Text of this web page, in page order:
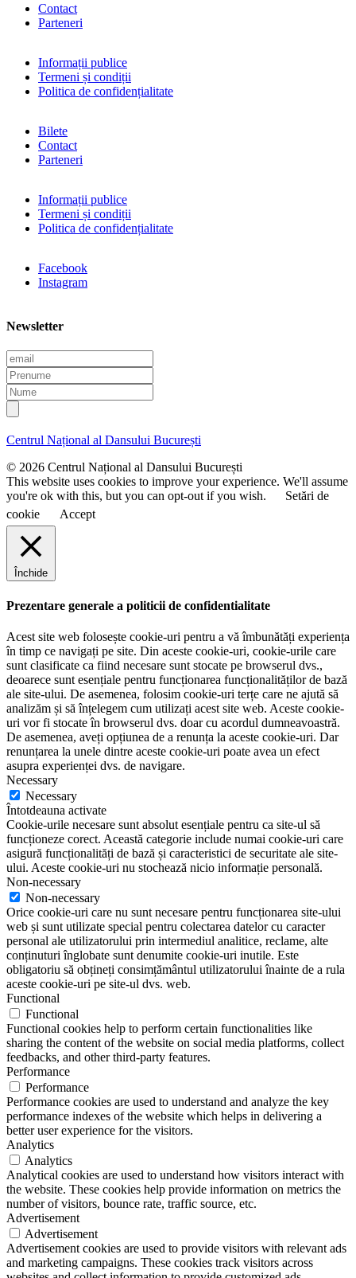
Contact
Parteneri
Informații publice
Termeni și condiții
Politica de confidențialitate
Bilete
Contact
Parteneri
Informații publice
Termeni și condiții
Politica de confidențialitate
Facebook
Instagram
Newsletter
E
m
a
i
l
P
r
e
n
m
N
u
m
e
Centrul Național al Dansului București
© 2026 Centrul Național al Dansului București
This website uses cookies to improve your experience. We'll assume
you're ok with this, but you can opt-out if you wish.
Setări de
cookie
Accept
Închide
Prezentare generale a politicii de confidentialitate
Acest site web folosește cookie-uri pentru a vă îmbunătăți experiența
în timp ce navigați pe site. Din aceste cookie-uri, cookie-urile care
sunt clasificate ca fiind necesare sunt stocate pe browserul dvs.,
deoarece sunt esențiale pentru funcționarea funcționalităților de bază
ale site-ului. De asemenea, folosim cookie-uri terțe care ne ajută să
analizăm și să înțelegem cum utilizați acest site web. Aceste cookie-
uri vor fi stocate în browserul dvs. doar cu acordul dumneavoastră.
De asemenea, aveți opțiunea de a renunța la aceste cookie-uri. Dar
renunțarea la unele dintre aceste cookie-uri poate avea un efect
asupra experienței dvs. de navigare.
Necessary
Necessary
Întotdeauna activate
Cookie-urile necesare sunt absolut esențiale pentru ca site-ul să
funcționeze corect. Această categorie include numai cookie-uri care
asigură funcționalități de bază și caracteristici de securitate ale site-
ului. Aceste cookie-uri nu stochează nicio informație personală.
Non-necessary
Non-necessary
Orice cookie-uri care nu sunt necesare pentru funcționarea site-ului
web și sunt utilizate special pentru colectarea datelor cu caracter
personal ale utilizatorului prin intermediul analitice, reclame, alte
conținuturi înglobate sunt denumite cookie-uri inutile. Este
obligatoriu să obțineți consimțământul utilizatorului înainte de a rula
aceste cookie-uri pe site-ul dvs. web.
Functional
Functional
Functional cookies help to perform certain functionalities like
sharing the content of the website on social media platforms, collect
feedbacks, and other third-party features.
Performance
Performance
Performance cookies are used to understand and analyze the key
performance indexes of the website which helps in delivering a
better user experience for the visitors.
Analytics
Analytics
Analytical cookies are used to understand how visitors interact with
the website. These cookies help provide information on metrics the
number of visitors, bounce rate, traffic source, etc.
Advertisement
Advertisement
Advertisement cookies are used to provide visitors with relevant ads
and marketing campaigns. These cookies track visitors across